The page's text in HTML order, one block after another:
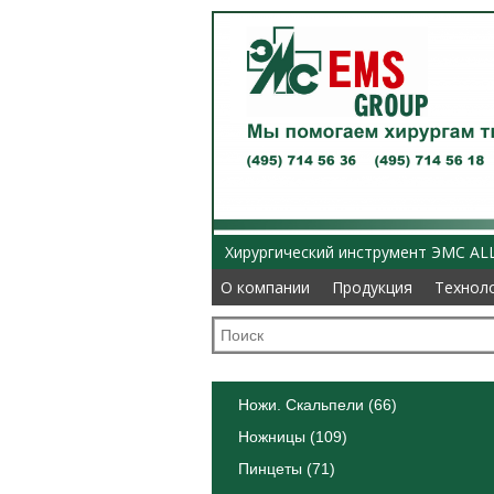
Хирургический инструмент ЭМС
О компании
Продукция
О компании
Продукция
Ножи. Скальпели (66)
Ножницы (109)
Пинцеты (71)